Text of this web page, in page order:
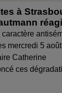
à
mercredi 5
Catherine
ces